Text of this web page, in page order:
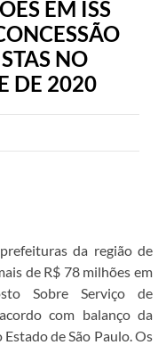
EM ISS
NO
DE 2020
da região de
de R$ 78 milhões em
Sobre Serviço de
com balanço da
de São Paulo. Os